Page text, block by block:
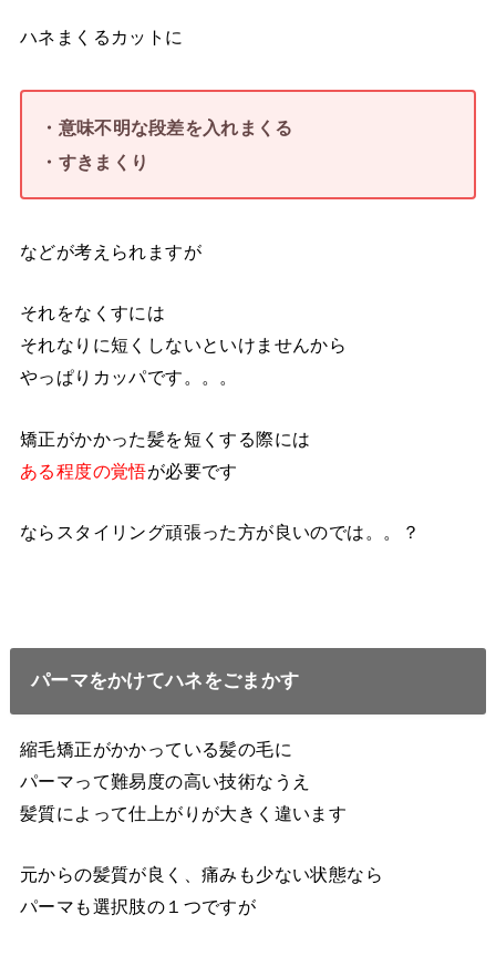
ハネまくるカットに
・意味不明な段差を入れまくる
・すきまくり
などが考えられますが
それをなくすには
それなりに短くしないといけませんから
やっぱりカッパです。。。
矯正がかかった髪を短くする際には
ある程度の覚悟が必要です
ならスタイリング頑張った方が良いのでは。。？
パーマをかけてハネをごまかす
縮毛矯正がかかっている髪の毛に
パーマって難易度の高い技術なうえ
髪質によって仕上がりが大きく違います
元からの髪質が良く、痛みも少ない状態なら
パーマも選択肢の１つですが